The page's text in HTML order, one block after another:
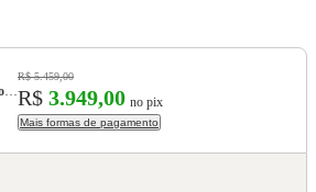
Câmera de Ação GoPro MAX2 360º à Prova d'água, Vídeos em 8K, Fotos 360° de 29MP - CHDHZ-311-RW
R$ 5.459,00
R$ 3.949,00 no pix
Mais formas de pagamento